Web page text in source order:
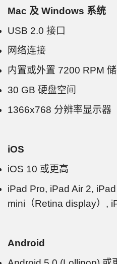
Mac 及 Windows 系统
USB 2.0 接口
网络连接
内置或外置 7200 RPM
30 GB 硬盘空间
1366x768 分辨率显示器
iOS
iOS 10 或更高
iPad Pro, iPad Air 2,
mini（Retina display）,
Android